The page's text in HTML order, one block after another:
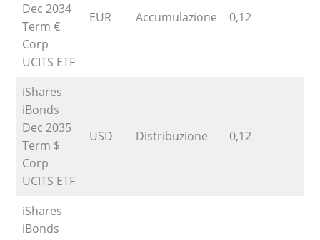
Dec 2034
Term €
Corp
UCITS ETF
EUR Accumulazione 0,12
iShares
iBonds
Dec 2035
Term $
Corp
UCITS ETF
USD Distribuzione 0,12
iShares
iBonds